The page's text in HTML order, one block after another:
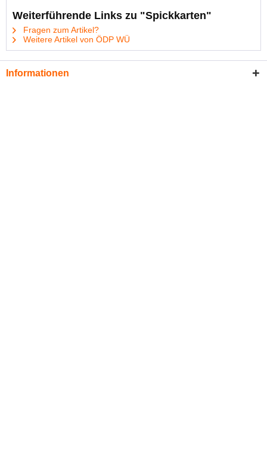
Weiterführende Links zu "Spickkarten"
Fragen zum Artikel?
Weitere Artikel von ÖDP WÜ
Informationen